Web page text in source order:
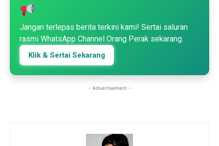
Jangan terlepas berita terkini kami! Sertai saluran
rasmi WhatsApp Channel Orang Perak sekarang.
Klik & Sertai Sekarang
- Advertisement -